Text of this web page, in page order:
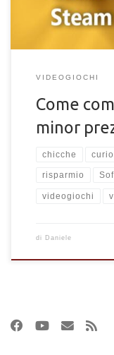
VIDEOGIOCHI
Come
minor
chicche
risparmio
videogiochi
di Daniele